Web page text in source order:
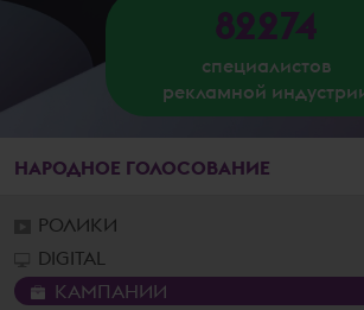
82274
специалистов
рекламной
НАРОДНОЕ ГОЛОСОВАНИЕ
РОЛИКИ
DIGITAL
КАМПАНИИ